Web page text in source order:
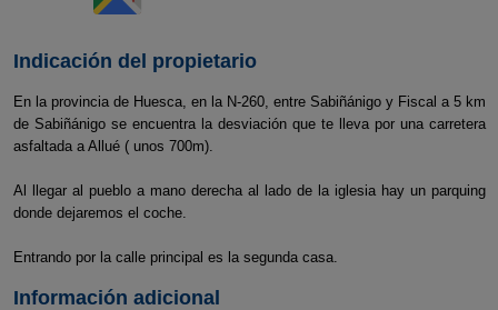
Indicación del propietario
En la provincia de Huesca, en la N-260, entre Sabiñánigo y Fiscal a 5 km
de Sabiñánigo se encuentra la desviación que te lleva por una carretera
asfaltada a Allué ( unos 700m).
Al llegar al pueblo a mano derecha al lado de la iglesia hay un parquing
donde dejaremos el coche.
Entrando por la calle principal es la segunda casa.
Información adicional